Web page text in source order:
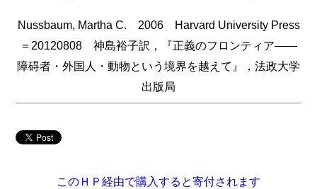
Nussbaum, Martha C. 2006 Harvard University Press
＝20120808 神島裕子訳，『正義のフロンティア――
障碍者・外国人・動物という境界を越えて』，法政大学
出版局
このＨＰ経由で購入すると寄付されます